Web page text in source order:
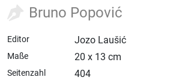
Bruno Popović
Editor Jozo Laušić
Maße 20 x 13 cm
Seitenzahl 404